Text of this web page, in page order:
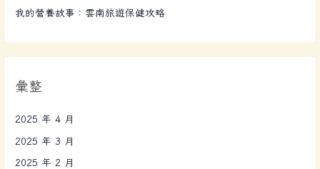
我的營養故事：雲南旅遊保健攻略
彙整
2025 年 4 月
2025 年 3 月
2025 年 2 月